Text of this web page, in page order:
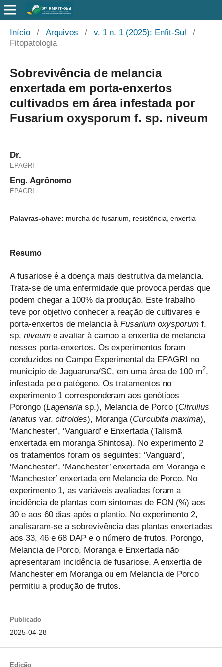
Início / Arquivos / v. 1 n. 1 (2025): Enfit-Sul
/
Fitopatologia
Sobrevivência de melancia
enxertada em porta-enxertos
cultivados em área infestada por
Fusarium oxysporum f. sp. niveum
Dr.
EPAGRI
Eng. Agrônomo
EPAGRI
Palavras-chave: murcha de fusarium, resistência, enxertia
Resumo
A fusariose é a doença mais destrutiva da melancia.
Trata-se de uma enfermidade que provoca perdas que
podem chegar a 100% da produção. Este trabalho
teve por objetivo conhecer a reação de cultivares e
porta-enxertos de melancia à Fusarium oxysporumf.
sp. niveume avaliar à campo a enxertia de melancia
nesses porta-enxertos. Os experimentos foram
conduzidos no Campo Experimental da EPAGRI no
município de Jaguaruna/SC, em uma área de 100 m2,
infestada pelo patógeno. Os tratamentos no
experimento 1 corresponderam aos genótipos
Porongo (Lagenariasp.), Melancia de Porco (Citrullus
lanatus var. citroides), Moranga (Curcubita maxima),
‘Manchester’, ‘Vanguard’ e Enxertada (Talismã
enxertada em moranga Shintosa). No experimento 2
os tratamentos foram os seguintes: ‘Vanguard’,
‘Manchester’, ‘Manchester’ enxertada em Moranga e
‘Manchester’ enxertada em Melancia de Porco. No
experimento 1, as variáveis avaliadas foram a
incidência de plantas com sintomas de FON (%) aos
30 e aos 60 dias após o plantio. No experimento 2,
analisaram-se a sobrevivência das plantas enxertadas
aos 33, 46 e 68 DAP e o número de frutos. Porongo,
Melancia de Porco, Moranga e Enxertada não
apresentaram incidência de fusariose. A enxertia de
Manchester em Moranga ou em Melancia de Porco
permitiu a produção de frutos.
Publicado
2025-04-28
Edição